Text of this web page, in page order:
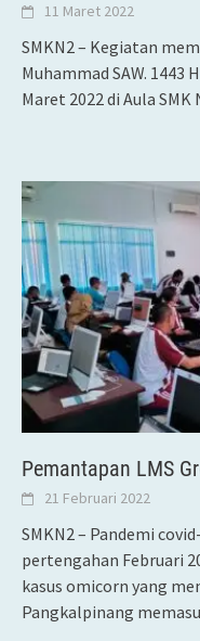
11 Maret 2022
SMKN2 – Kegiatan
Muhammad SAW. 1443
Maret 2022 di Aula
Pemantapan LMS
21 Februari 2022
SMKN2 – Pandemi
pertengahan Februari
kasus omicorn yang
Pangkalpinang